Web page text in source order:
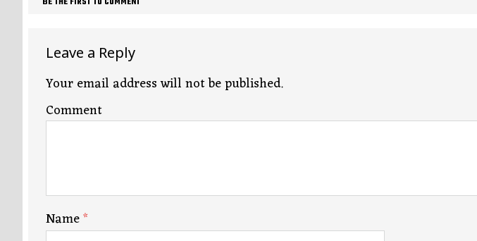
Leave a Reply
Your email address will not be published.
Comment
Name*